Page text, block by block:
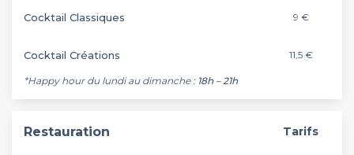
Cocktail Classiques 9 €
Cocktail Créations 11,5 €
*Happy hour du lundi au dimanche : 18h – 21h
Restauration Tarifs